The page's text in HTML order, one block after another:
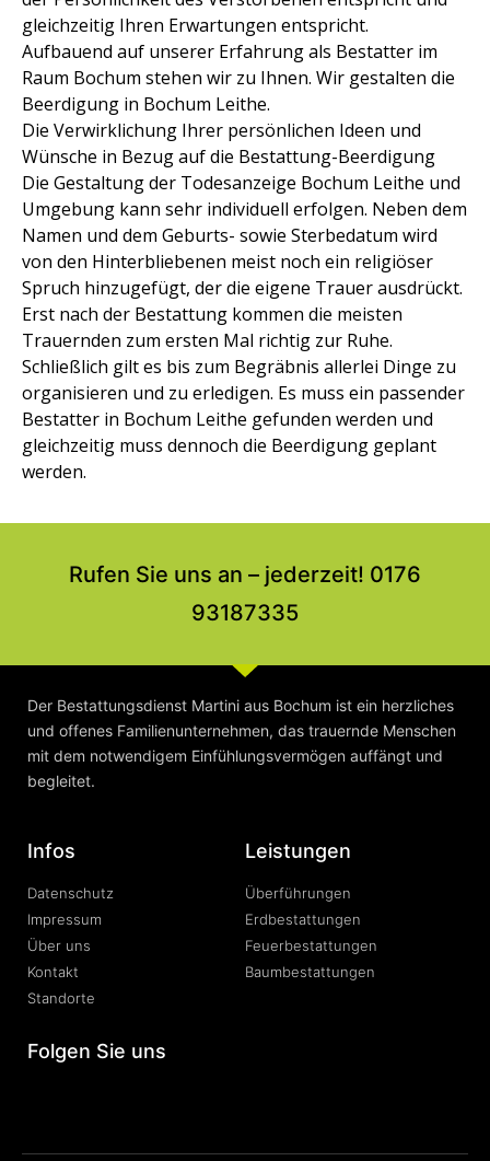
gleichzeitig Ihren Erwartungen entspricht.
Aufbauend auf unserer Erfahrung als Bestatter im
Raum Bochum stehen wir zu Ihnen. Wir gestalten die
Beerdigung in Bochum Leithe.
Die Verwirklichung Ihrer persönlichen Ideen und
Wünsche in Bezug auf die Bestattung-Beerdigung
Die Gestaltung der Todesanzeige Bochum Leithe und
Umgebung kann sehr individuell erfolgen. Neben dem
Namen und dem Geburts- sowie Sterbedatum wird
von den Hinterbliebenen meist noch ein religiöser
Spruch hinzugefügt, der die eigene Trauer ausdrückt.
Erst nach der Bestattung kommen die meisten
Trauernden zum ersten Mal richtig zur Ruhe.
Schließlich gilt es bis zum Begräbnis allerlei Dinge zu
organisieren und zu erledigen. Es muss ein passender
Bestatter in Bochum Leithe gefunden werden und
gleichzeitig muss dennoch die Beerdigung geplant
werden.
Rufen Sie uns an – jederzeit! 0176
93187335
Der Bestattungsdienst Martini aus Bochum ist ein herzliches
und offenes Familienunternehmen, das trauernde Menschen
mit dem notwendigem Einfühlungsvermögen auffängt und
begleitet.
Infos
Datenschutz
Impressum
Über uns
Kontakt
Standorte
Leistungen
Überführungen
Erdbestattungen
Feuerbestattungen
Baumbestattungen
Folgen Sie uns